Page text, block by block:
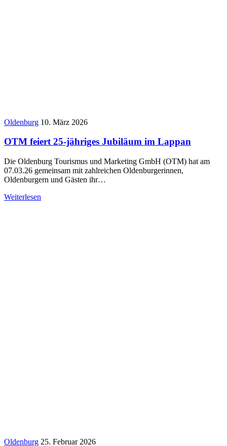
Oldenburg 10. März 2026
OTM feiert 25-jähriges Jubiläum im Lappan
Die Oldenburg Tourismus und Marketing GmbH (OTM) hat am
07.03.26 gemeinsam mit zahlreichen Oldenburgerinnen,
Oldenburgern und Gästen ihr…
Weiterlesen
Oldenburg 25. Februar 2026